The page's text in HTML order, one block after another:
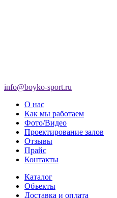
info@boyko-sport.ru
О нас
Как мы работаем
Фото/Видео
Проектирование залов
Отзывы
Прайс
Контакты
Каталог
Объекты
Доставка и оплата